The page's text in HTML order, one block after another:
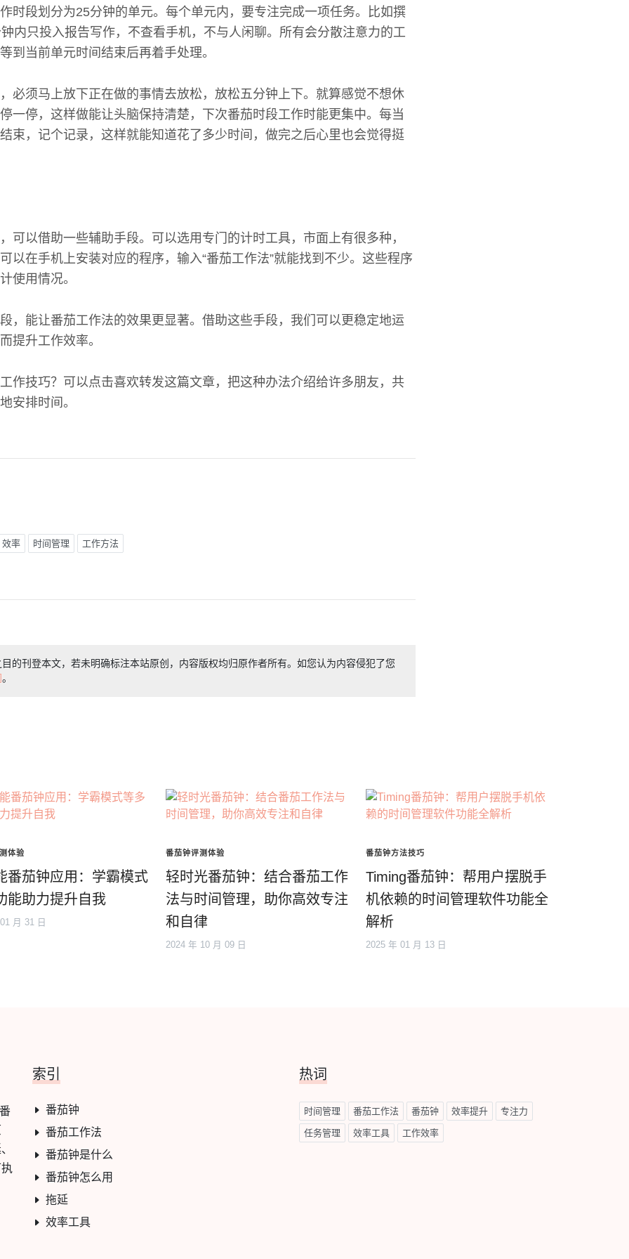
时段划分为25分钟的单元。每个单元内，要专注完成一项任务。比如撰
内只投入报告写作，不查看手机，不与人闲聊。所有会分散注意力的工
到当前单元时间结束后再着手处理。
必须马上放下正在做的事情去放松，放松五分钟上下。就算感觉不想休
一停，这样做能让头脑保持清楚，下次番茄时段工作时能更集中。每当
束，记个记录，这样就能知道花了多少时间，做完之后心里也会觉得挺
可以借助一些辅助手段。可以选用专门的计时工具，市面上有很多种，
以在手机上安装对应的程序，输入“番茄工作法”就能找到不少。这些程序
使用情况。
，能让番茄工作法的效果更显著。借助这些手段，我们可以更稳定地运
提升工作效率。
作技巧？可以点击喜欢转发这篇文章，把这种办法介绍给许多朋友，共
安排时间。
效率 时间管理 工作方法
的刊登本文，若未明确标注本站原创，内容版权均归原作者所有。如您认为内容侵犯了您
。
体验
番茄钟应用：学霸模式
能助力提升自我
月 31 日
番茄钟评测体验
轻时光番茄钟：结合番茄工作
法与时间管理，助你高效专注
和自律
2024 年 10 月 09 日
番茄钟方法技巧
Timing番茄钟：帮用户摆脱手
机依赖的时间管理软件功能全
解析
2025 年 01 月 13 日
索引
番茄钟
番茄工作法
番茄钟是什么
番茄钟怎么用
拖延
效率工具
热词
时间管理 番茄工作法 番茄钟 效率提升 专注力
任务管理 效率工具 工作效率